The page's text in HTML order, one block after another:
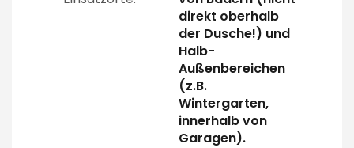
direkt oberhalb
der Dusche!) und
Halb-
Außenbereichen
(z.B.
Wintergarten,
innerhalb von
Garagen).